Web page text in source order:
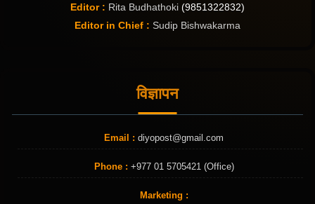
Editor : Rita Budhathoki (9851322832)
Editor in Chief : Sudip Bishwakarma
विज्ञापन
Email : diyopost@gmail.com
Phone : +977 01 5705421 (Office)
Marketing :